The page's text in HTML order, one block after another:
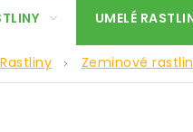
UMELÉ
Rastliny Zeminové